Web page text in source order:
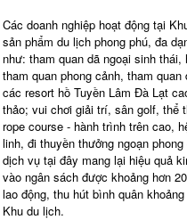
Các doanh nghiệp hoạt động tại
sản phẩm du lịch phong phú, đa
như: tham quan dã ngoại sinh
tham quan phong cảnh, tham
các resort hồ Tuyền Lâm Đà Lạt
thảo; vui chơi giải trí, sân golf, thể
rope course - hành trình trên cao,
linh, đi thuyền thưởng ngoạn
dịch vụ tại đây mang lại hiệu quả
vào ngân sách được khoảng hơn
lao động, thu hút bình quân
Khu du lịch.